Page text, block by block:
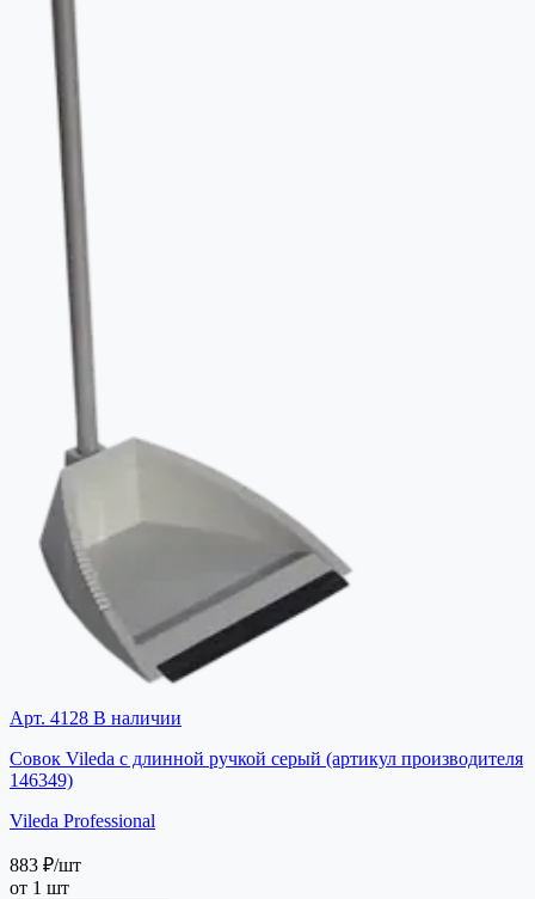
Арт. 4128 В наличии
Совок Vileda с длинной ручкой серый (артикул производителя
146349)
Vileda Professional
883 ₽/шт
от 1 шт